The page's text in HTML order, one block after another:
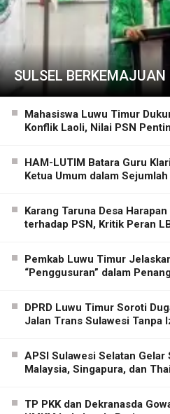
SULSEL BERKEMAJUAN
Mahasiswa Luwu Timur
Konflik Laoli, Nilai PSN
HAM-LUTIM Batara Guru
Ketua Umum dalam
Karang Taruna Desa
terhadap PSN, Kritik Peran
Pemkab Luwu Timur
“Penggusuran” dalam
DPRD Luwu Timur Soroti
Jalan Trans Sulawesi Tanpa
APSI Sulawesi Selatan
Malaysia, Singapura, dan
TP PKK dan Dekranasda